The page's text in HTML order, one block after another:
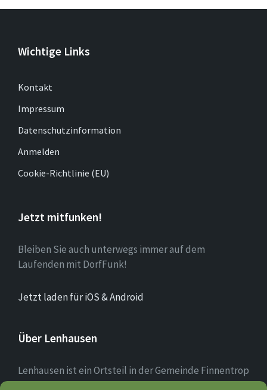
Wichtige Links
Kontakt
Impressum
Datenschutzinformation
Anmelden
Cookie-Richtlinie (EU)
Jetzt mitfunken!
Bleiben Sie auch unterwegs immer auf dem
Laufenden mit DorfFunk!
Jetzt laden für iOS & Android
Über Lenhausen
Lenhausen ist ein Ortsteil in der Gemeinde Finnentrop
im Sauerland mit rund 1.190 Einwohnern, der sich am